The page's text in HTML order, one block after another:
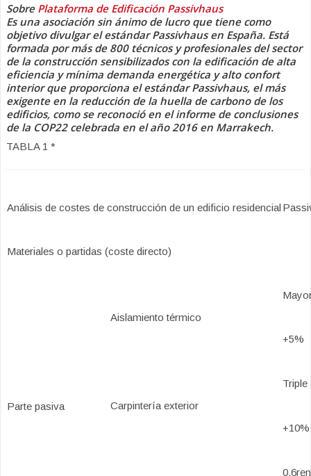
Sobre Plataforma de Edificación Passivhaus
Es una asociación sin ánimo de lucro que tiene como
objetivo divulgar el estándarPassivhaus en España. Está
formada por más de 800 técnicos y profesionales del sector
de la construcción sensibilizados con la edificación de alta
eficiencia y mínima demanda energética y alto confort
interior que proporciona el estándar Passivhaus, elmás
exigente en la reducción de la huella de carbono de los
edificios, como se reconoció en el informe de conclusiones
de la COP22 celebrada en el año 2016 en Marrakech.
TABLA 1 *
Análisis de costes de construcción de un edificio residencial
Materiales o partidas (coste directo)
Parte pasiva
Aislamiento térmico
+5%
Carpintería exterior
+10%